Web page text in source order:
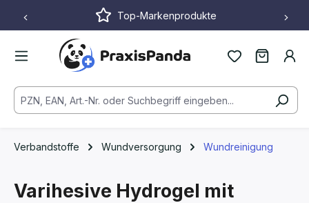
Zum Hauptinhalt springenTop-Markenprodukte
Verbandstoffe Wundversorgung Wundreinigung
Varihesive Hydrogel mit